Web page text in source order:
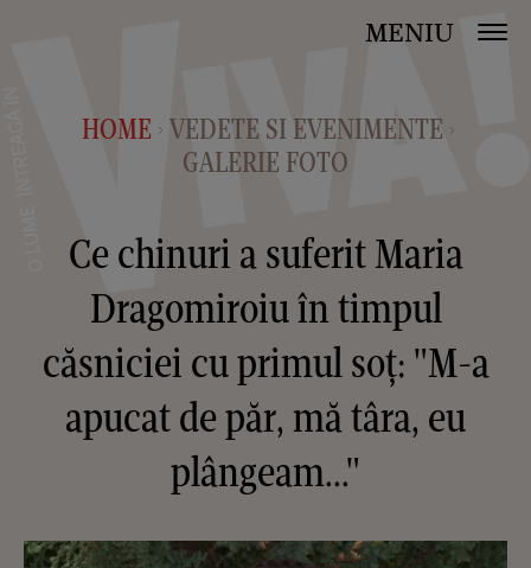
MENIU
HOME > VEDETE SI EVENIMENTE >
GALERIE FOTO
Ce chinuri a suferit Maria
Dragomiroiu în timpul
căsniciei cu primul soț: "M-a
apucat de păr, mă târa, eu
plângeam..."